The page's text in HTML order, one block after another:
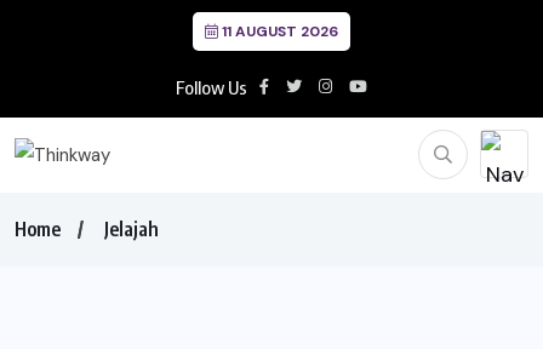
11 AUGUST 2026
Follow Us
Home Jelajah